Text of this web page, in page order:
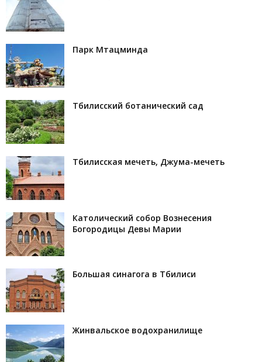
Парк Мтацминда
Тбилисский ботанический сад
Тбилисская мечеть, Джума-мечеть
Католический собор Вознесения
Богородицы Девы Марии
Большая синагога в Тбилиси
Жинвальское водохранилище